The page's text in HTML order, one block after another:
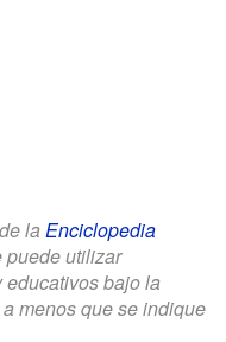
la Enciclopedia
puede utilizar
bajo la
a menos que se indique